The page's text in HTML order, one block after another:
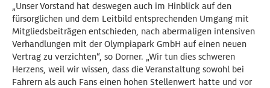
„Unser Vorstand hat deswegen auch im Hinblick auf den
fürsorglichen und dem Leitbild entsprechenden Umgang mit
Mitgliedsbeiträgen entschieden, nach abermaligen intensiven
Verhandlungen mit der Olympiapark GmbH auf einen neuen
Vertrag zu verzichten“, so Dorner. „Wir tun dies schweren
Herzens, weil wir wissen, dass die Veranstaltung sowohl bei
Fahrern als auch Fans einen hohen Stellenwert hatte und vor